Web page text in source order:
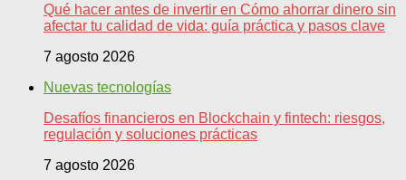
Qué hacer antes de invertir en Cómo ahorrar dinero sin
afectar tu calidad de vida: guía práctica y pasos clave
7 agosto 2026
Nuevas tecnologías
Desafíos financieros en Blockchain y fintech: riesgos,
regulación y soluciones prácticas
7 agosto 2026